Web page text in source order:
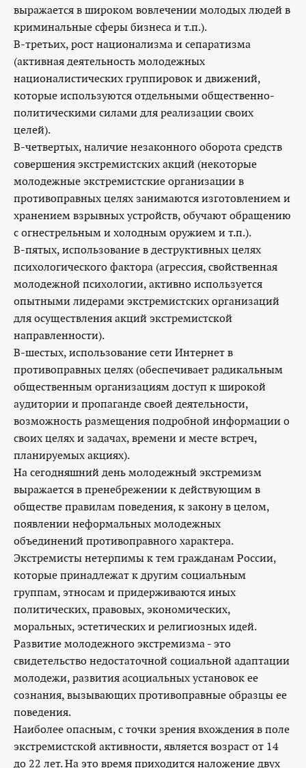
выражается в широком вовлечении молодых людей в
криминальные сферы бизнеса и т.п.).
В-третьих, рост национализма и сепаратизма
(активная деятельность молодежных
националистических группировок и движений,
которые используются отдельными общественно-
политическими силами для реализации своих
целей).
В-четвертых, наличие незаконного оборота средств
совершения экстремистских акций (некоторые
молодежные экстремистские организации в
противоправных целях занимаются изготовлением и
хранением взрывных устройств, обучают обращению
с огнестрельным и холодным оружием и т.п.).
В-пятых, использование в деструктивных целях
психологического фактора (агрессия, свойственная
молодежной психологии, активно используется
опытными лидерами экстремистских организаций
для осуществления акций экстремистской
направленности).
В-шестых, использование сети Интернет в
противоправных целях (обеспечивает радикальным
общественным организациям доступ к широкой
аудитории и пропаганде своей деятельности,
возможность размещения подробной информации о
своих целях и задачах, времени и месте встреч,
планируемых акциях).
На сегодняшний день молодежный экстремизм
выражается в пренебрежении к действующим в
обществе правилам поведения, к закону в целом,
появлении неформальных молодежных
объединений противоправного характера.
Экстремисты нетерпимы к тем гражданам России,
которые принадлежат к другим социальным
группам, этносам и придерживаются иных
политических, правовых, экономических,
моральных, эстетических и религиозных идей.
Развитие молодежного экстремизма - это
свидетельство недостаточной социальной адаптации
молодежи, развития асоциальных установок ее
сознания, вызывающих противоправные образцы ее
поведения.
Наиболее опасным, с точки зрения вхождения в поле
экстремистской активности, является возраст от 14
до 22 лет. На это время приходится наложение двух